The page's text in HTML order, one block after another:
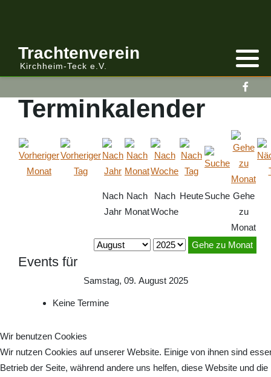
Trachtenverein
Kirchheim-Teck e.V.
Terminkalender
Nach
Jahr
Nach
Monat
Nach
Woche
HeuteSuche Gehe
zu
Monat
Gehe zu Monat
Events für
Samstag, 09. August 2025
Keine Termine
Wir benutzen Cookies
Wir nutzen Cookies auf unserer Website. Einige von ihnen sind
Betrieb der Seite, während andere uns helfen, diese Website und die
Anmelden/Abmelden
Kalender
Gebirgstracht
Volkstracht
Berichte Vereinsleitung
Berichte
Vereinsleitung Informiert